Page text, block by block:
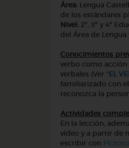
Área: Lengua
de los estándares
Nivel: 2º, 3º y 4º
del Área de
Conocimientos
verbo como acción
verbales (Ver "EL
familiarizado con
reconozca la
Actividades
En la lección,
vídeo y a partir de
escribir con